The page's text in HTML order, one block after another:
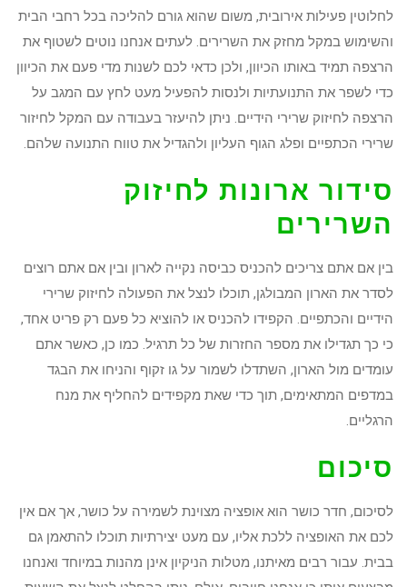
לחלוטין פעילות אירובית, משום שהוא גורם להליכה בכל רחבי הבית
והשימוש במקל מחזק את השרירים. לעתים אנחנו נוטים לשטוף את
הרצפה תמיד באותו הכיוון, ולכן כדאי לכם לשנות מדי פעם את הכיוון
כדי לשפר את התנועתיות ולנסות להפעיל מעט לחץ עם המגב על
הרצפה לחיזוק שרירי הידיים. ניתן להיעזר בעבודה עם המקל לחיזור
שרירי הכתפיים ופלג הגוף העליון ולהגדיל את טווח התנועה שלהם.
סידור ארונות לחיזוק
השרירים
בין אם אתם צריכים להכניס כביסה נקייה לארון ובין אם אתם רוצים
לסדר את הארון המבולגן, תוכלו לנצל את הפעולה לחיזוק שרירי
הידיים והכתפיים. הקפידו להכניס או להוציא כל פעם רק פריט אחד,
כי כך תגדילו את מספר החזרות של כל תרגיל. כמו כן, כאשר אתם
עומדים מול הארון, השתדלו לשמור על גו זקוף והניחו את הבגד
במדפים המתאימים, תוך כדי שאת מקפידים להחליף את מנח
הרגליים.
סיכום
לסיכום, חדר כושר הוא אופציה מצוינת לשמירה על כושר, אך אם אין
לכם את האופציה ללכת אליו, עם מעט יצירתיות תוכלו להתאמן גם
בבית. עבור רבים מאיתנו, מטלות הניקיון אינן מהנות במיוחד ואנחנו